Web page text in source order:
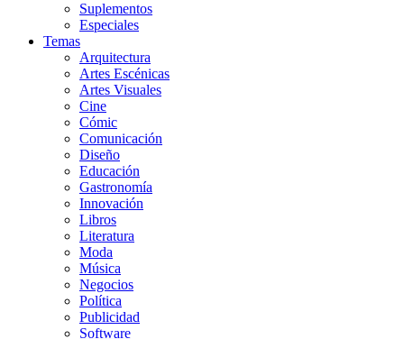
Suplementos
Especiales
Temas
Arquitectura
Artes Escénicas
Artes Visuales
Cine
Cómic
Comunicación
Diseño
Educación
Gastronomía
Innovación
Libros
Literatura
Moda
Música
Negocios
Política
Publicidad
Software